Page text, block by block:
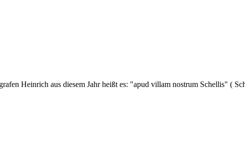
Heinrich aus diesem Jahr heißt es: "apud villam nostrum Schellis" (